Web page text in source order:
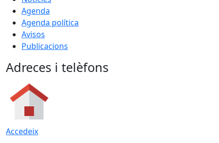
Agenda
Agenda política
Avisos
Publicacions
Adreces i telèfons
Accedeix